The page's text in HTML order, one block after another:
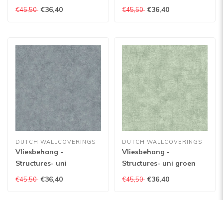
- M551-47
€45,50 €36,40
M551-27
€45,50 €36,40
DUTCH WALLCOVERINGS
Vliesbehang -
Structures- uni
blauwgrijs - M550-01
€45,50 €36,40
DUTCH WALLCOVERINGS
Vliesbehang -
Structures- uni groen
glitter - A137-04
€45,50 €36,40